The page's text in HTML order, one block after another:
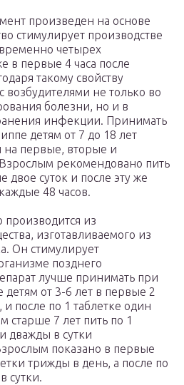
произведен на основе
стимулирует производстве
четырех
в первые 4 часа после
такому свойству
возбудителями не только во
болезни, но и в
инфекции. Принимать
детям от 7 до 18 лет
на первые, вторые и
рекомендовано пить
двое суток и после эту же
48 часов.
производится из
изготавливаемого из
Он стимулирует
позднего
лучше принимать при
детям от 3-6 лет в первые 2
и после по 1 таблетке один
старше 7 лет пить по 1
дважды в сутки
показано в первые
трижды в день, а после по
сутки.